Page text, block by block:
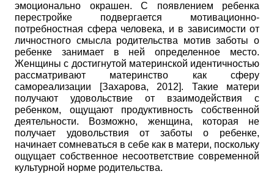
эмоционально окрашен. С появлением ребенка
перестройке подвергается мотивационно-
потребностная сфера человека, и в зависимости от
личностного смысла родительства мотив заботы о
ребенке занимает в ней определенное место.
Женщины с достигнутой материнской идентичностью
рассматривают материнство как сферу
самореализации
Захарова, 2012 . Такие матери
получают удовольствие от взаимодействия с
ребенком, ощущают продуктивность собственной
деятельности. Возможно, женщина, которая не
получает удовольствия от заботы о ребенке,
начинает сомневаться в себе как в матери, поскольку
ощущает собственное несоответствие современной
культурной норме родительства.